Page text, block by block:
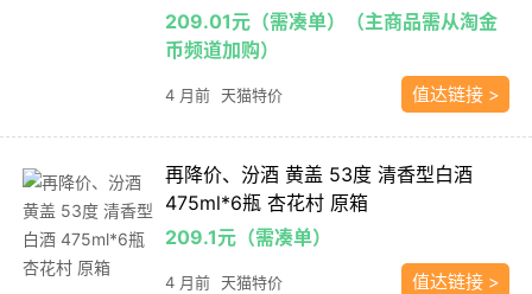
209.01元（需凑单）（主商品需从淘金
币频道加购）
4 月前 天猫特价 值达链接 >
再降价、汾酒 黄盖 53度 清香型白酒
475ml*6瓶 杏花村 原箱
209.1元（需凑单）
4 月前 天猫特价 值达链接 >